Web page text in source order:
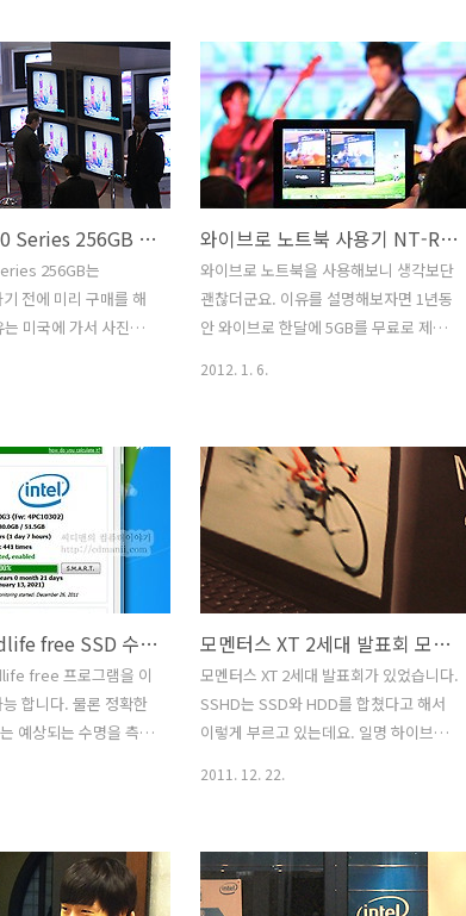
다가 나중에는 마벨 컨
습니다. 이번 인텔 SSD
포스 컨트롤러를 사
상으로는 높은 성능이
시 성능저하로 이야기
이 사용한다고 발표
좀 다를것이라는 내용
은 어쩔 수 없을것이
많았는데요. 이번에
어느정도의 성능을 가
사용할 수 있는지 알아
얇아졌고 무게도 잡았고 엄청난 시간을
투자한 디자인 등 만족할만한 여러부분에
서 괜찮은 제품입니다. 부팅속도의 경우
삼성 노트북 뉴시리즈9 2세대 제품 경우
NT900X3B-A74와 15인치 모델 모두 9.8
초의 경이로운 수치를 기록 했습니다. 물
론 버튼을 누른 상태에서 시작한 시간 입
니다. 이것은 전원 연결시의 측정 속도이
며 전원 없이 켜도 전원 버튼을 누르고 켜
도 16초만에 부팅이 모두 완료되는 속도
를 보여주더군요. 특이할 점은 휴대성을
삼성 SSD 830 Series 256GB CES 2012 후기
256GB는
전에 미리 구매를 해
미국에 가서 사진을
. SSD는 집어 던져도
요. 256GB를 무리해
나중에 데스크탑에 연
위함이었는데요. 제가 C
이 써서 128GB는 좀 부
되어야하더군요. S-
으로 선택했기에 읽기
, 쓰기 400MB/sec 이
은 SSD 입니다. 하드
서 계속 발전하고 속도
는데요. 디스크가 모터
와이브로 노트북 사용기 NT-RF511-S77 삼성 노트북 5GB 무료 제공
와이브로 노트북을 사용해보니 생각보단
괜찮더군요. 이유를 설명해보자면 1년동
안 와이브로 한달에 5GB를 무료로 제공
다. 1년뒤에는 와이브로를 유료로 계속 쓸
것인지 아니면 그냥 그만 쓸것인지 선택
할 수 있습니다. 왜 이렇게 무료로 해주냐
구요? 그만큼 와이브로 망에 대한 신뢰도
를 자신하기 때문입니다. 컴퓨터에 특별
히 뭔가 붙일 필요도 없고 뭔가 들고 다닐
필요도 없이 그냥 컴퓨터를 켜고 와이브
로를 연결시키면 인터넷 사용이 가능 합
니다. 외부에 자주 들고다니는 분들에게
는 괜찮은 조건이죠. 5GB라는 용량은 사
실 모바일에서는 큰 용량이지만 실제 컴
량일..
2012. 1. 6.
SSD 수명 ssdlife free SSD 수명에 대한 기술적 이야기
free 프로그램을 이
합니다. 물론 정확한
예상되는 수명을 측정
기이기도 합니다 .측
에서 알아보겠습니다.
적정선이었지만, 지금
모멘터스 XT 2세대 발표회 모멘터스 XT 비교 시 성능 비교
모멘터스 XT 2세대 발표회가 있었습니다.
SSHD는 SSD와 HDD를 합쳤다고 해서
이렇게 부르고 있는데요. 일명 하이브리
로 증가했으며 인터페이스를 S-ATA2에서
S-ATA3로 변경하였고 Fast Factor
Flash Management , Fast Factor
2011. 12. 22.